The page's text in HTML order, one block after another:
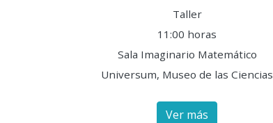
Taller
11:00 horas
Sala Imaginario Matemático
Universum, Museo de las Ciencias
Ver más